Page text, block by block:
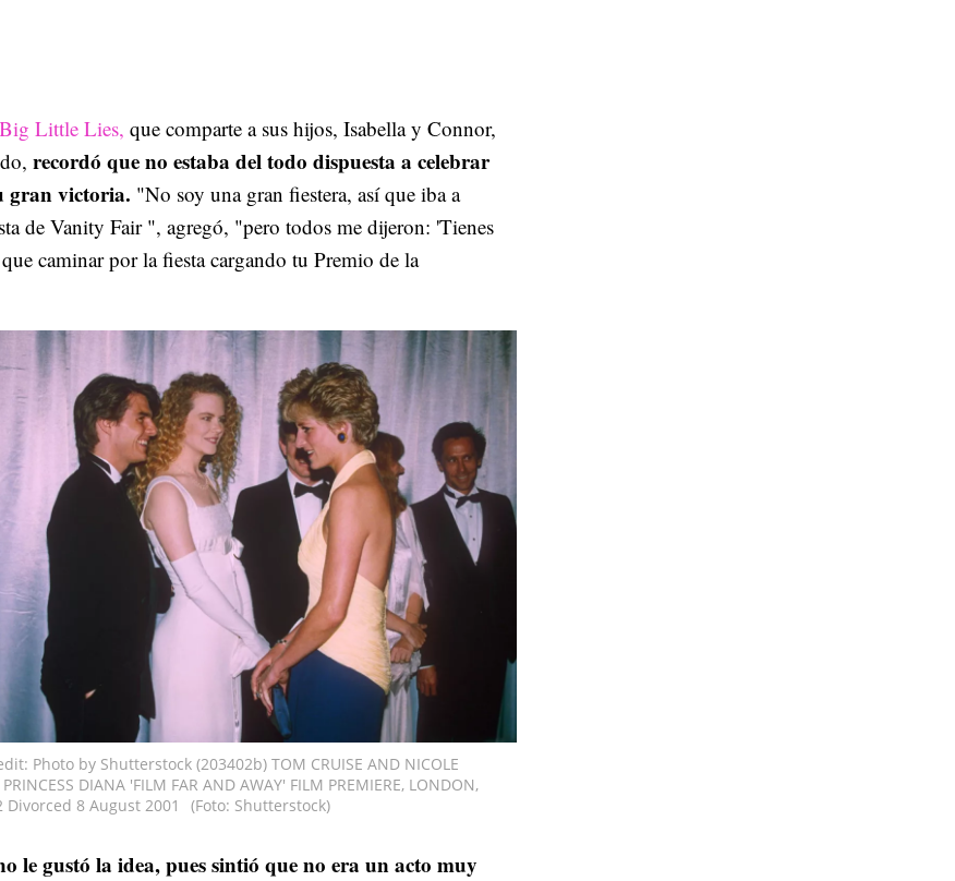
Big Little Lies, que comparte a sus hijos, Isabella y Connor,
recordó que no estaba del todo dispuesta a celebrar
gran victoria. "No soy una gran fiestera, así que iba a
de Vanity Fair ", agregó, "pero todos me dijeron: 'Tienes
caminar por la fiesta cargando tu Premio de la
Photo by Shutterstock (203402b) TOM CRUISE AND NICOLE
DIANA 'FILM FAR AND AWAY' FILM PREMIERE, LONDON,
Divorced 8 August 2001
(Foto: Shutterstock)
le gustó la idea, pues sintió que no era un acto muy